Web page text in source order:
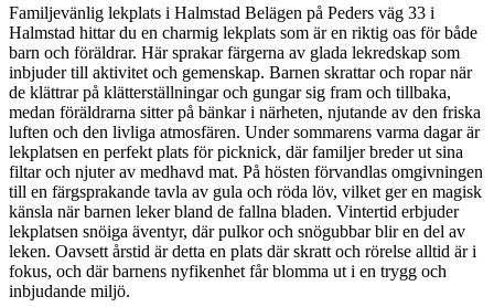
Familjevänlig lekplats i Halmstad Belägen på Peders väg 33 i
Halmstad hittar du en charmig lekplats som är en riktig oas för både
barn och föräldrar. Här sprakar färgerna av glada lekredskap som
inbjuder till aktivitet och gemenskap. Barnen skrattar och ropar när
de klättrar på klätterställningar och gungar sig fram och tillbaka,
medan föräldrarna sitter på bänkar i närheten, njutande av den friska
luften och den livliga atmosfären. Under sommarens varma dagar är
lekplatsen en perfekt plats för picknick, där familjer breder ut sina
filtar och njuter av medhavd mat. På hösten förvandlas omgivningen
till en färgsprakande tavla av gula och röda löv, vilket ger en magisk
känsla när barnen leker bland de fallna bladen. Vintertid erbjuder
lekplatsen snöiga äventyr, där pulkor och snögubbar blir en del av
leken. Oavsett årstid är detta en plats där skratt och rörelse alltid är i
fokus, och där barnens nyfikenhet får blomma ut i en trygg och
inbjudande miljö.